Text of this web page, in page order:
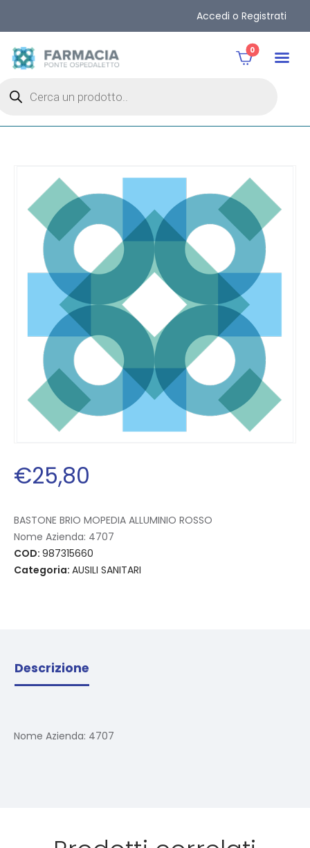
Accedi o Registrati
0
€25,80
BASTONE BRIO MOPEDIA ALLUMINIO ROSSO
Nome Azienda: 4707
COD: 987315660
Categoria: AUSILI SANITARI
Descrizione
Nome Azienda: 4707